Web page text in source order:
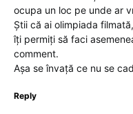
ocupa un loc pe unde ar
Știi că ai olimpiada
îți permiți să faci
comment.
Așa se învață ce nu se
Reply